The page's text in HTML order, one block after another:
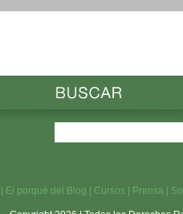
El porqué del Blog Cursos Prensa